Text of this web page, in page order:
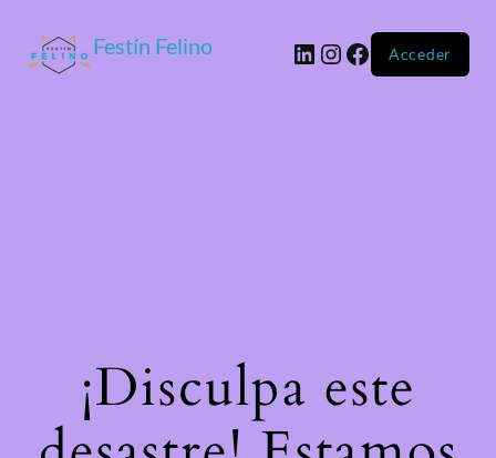
Festín Felino Acceder
¡Disculpa este